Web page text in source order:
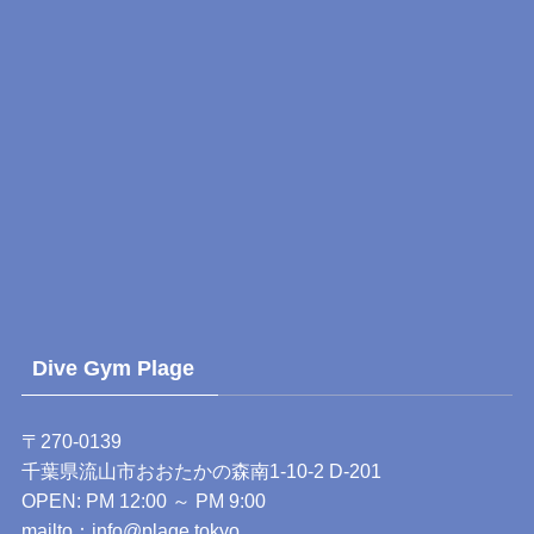
Dive Gym Plage
〒270-0139
千葉県流山市おおたかの森南1-10-2 D-201
OPEN: PM 12:00 ～ PM 9:00